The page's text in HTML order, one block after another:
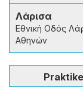
Λάρισα
Εθνική Οδός
Αθηνών